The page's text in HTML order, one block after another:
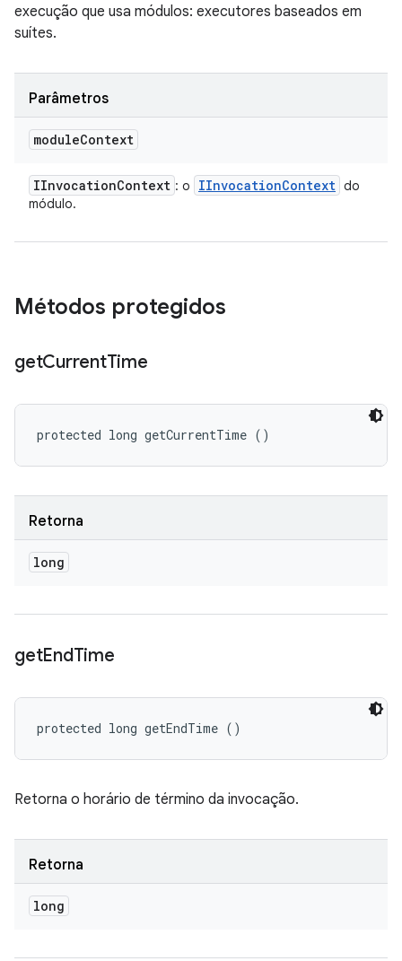
execução que usa módulos: executores baseados em
suítes.
Parâmetros
moduleContext
IInvocationContext : o IInvocationContext do
módulo.
Métodos protegidos
getCurrentTime
protected long getCurrentTime ()
Retorna
long
getEndTime
protected long getEndTime ()
Retorna o horário de término da invocação.
Retorna
long